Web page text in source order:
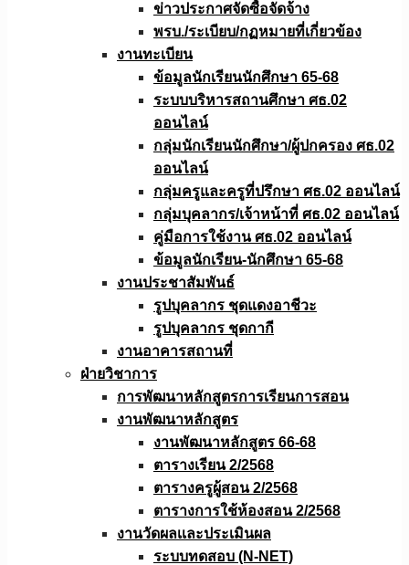
ข่าวประกาศจัดซื้อจัดจ้าง
พรบ./ระเบียบ/กฏหมายที่เกี่ยวข้อง
งานทะเบียน
ข้อมูลนักเรียนนักศึกษา 65-68
ระบบบริหารสถานศึกษา ศธ.02
ออนไลน์
กลุ่มนักเรียนนักศึกษา/ผู้ปกครอง ศธ.02
ออนไลน์
กลุ่มครูและครูที่ปรึกษา ศธ.02 ออนไลน์
กลุ่มบุคลากร/เจ้าหน้าที่ ศธ.02 ออนไลน์
คู่มือการใช้งาน ศธ.02 ออนไลน์
ข้อมูลนักเรียน-นักศึกษา 65-68
งานประชาสัมพันธ์
รูปบุคลากร ชุดแดงอาชีวะ
รูปบุคลากร ชุดกากี
งานอาคารสถานที่
ฝ่ายวิชาการ
การพัฒนาหลักสูตรการเรียนการสอน
งานพัฒนาหลักสูตร
งานพัฒนาหลักสูตร 66-68
ตารางเรียน 2/2568
ตารางครูผู้สอน 2/2568
ตารางการใช้ห้องสอน 2/2568
งานวัดผลเเละประเมินผล
ระบบทดสอบ (N-NET)